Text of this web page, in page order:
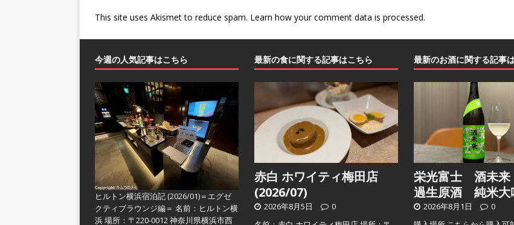
This site uses Akismet to reduce spam. Learn how your comment data is processed.
今週の人気記事はこちら
ヒルトン横浜宿泊記 (2026/01)＝エグゼ
クティブラウンジ編＝ 名前：ヒルトン横
浜 場所：〒220-0012 神奈川県横浜市西
最新の食に関する記事はこちら
赤白 ホワイティ梅田店
(2026/07)
2026年8月5日
0
最新のお酒に関する記事
栄光富士 酒未
過生原酒 純米大
2026年8月1日
0